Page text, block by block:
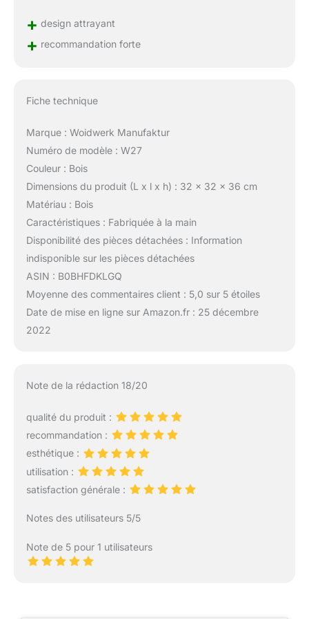
+ design attrayant
+ recommandation forte
Fiche technique
Marque : Woidwerk Manufaktur
Numéro de modèle : W27
Couleur : Bois
Dimensions du produit (L x l x h) : 32 x 32 x 36 cm
Matériau : Bois
Caractéristiques : Fabriquée à la main
Disponibilité des pièces détachées : Information
indisponible sur les pièces détachées
ASIN : B0BHFDKLGQ
Moyenne des commentaires client : 5,0 sur 5 étoiles
Date de mise en ligne sur Amazon.fr : 25 décembre
2022
Note de la rédaction 18/20
qualité du produit :
recommandation :
esthétique :
utilisation :
satisfaction générale :
Notes des utilisateurs 5/5
Note de 5 pour 1 utilisateurs